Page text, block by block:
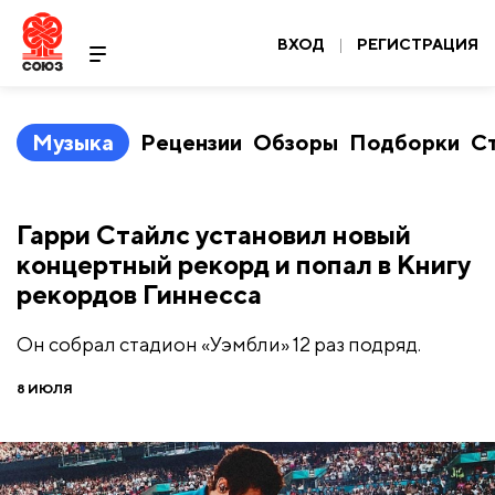
ВХОД | РЕГИСТРАЦИЯ
Музыка Рецензии Обзоры Подборки
Гарри Стайлс установил новый
концертный рекорд и попал в Книгу
рекордов Гиннесса
Он собрал стадион «Уэмбли» 12 раз подряд.
8 ИЮЛЯ